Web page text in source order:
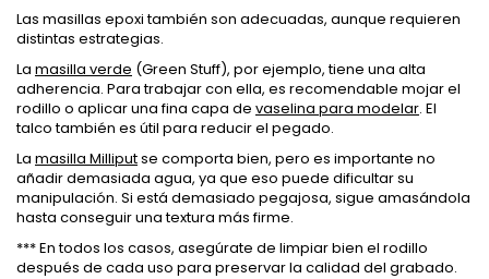
Las masillas epoxi también son adecuadas, aunque requieren
distintas estrategias.
La masilla verde (Green Stuff), por ejemplo, tiene una alta
adherencia. Para trabajar con ella, es recomendable mojar el
rodillo o aplicar una fina capa de vaselina para modelar. El
talco también es útil para reducir el pegado.
La masilla Milliputse comporta bien, pero es importante no
añadir demasiada agua, ya que eso puede dificultar su
manipulación. Si está demasiado pegajosa, sigue amasándola
hasta conseguir una textura más firme.
*** En todos los casos, asegúrate de limpiar bien el rodillo
después de cada uso para preservar la calidad del grabado.